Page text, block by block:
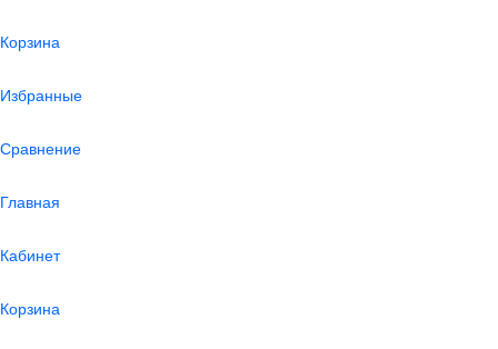
Корзина
Избранные
Сравнение
Главная
Кабинет
Корзина